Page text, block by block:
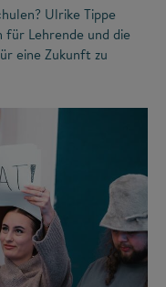
Ulrike Tippe
für Lehrende und die
eine Zukunft zu